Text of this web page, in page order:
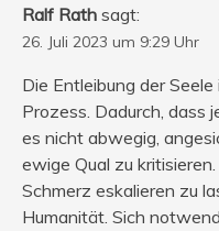
Ralf Rath sagt:
26. Juli 2023 um 9:29 Uhr
Die Entleibung der
Prozess. Dadurch, dass
es nicht abwegig,
ewige Qual zu
Schmerz eskalieren zu
Humanität. Sich